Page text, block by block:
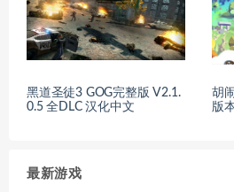
黑道圣徒3 GOG完整版 V2.1.
0.5 全DLC 汉化中文
胡
版
最新游戏